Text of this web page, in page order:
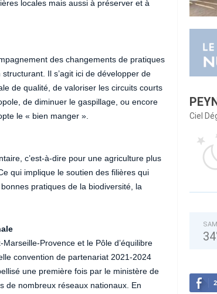
locales mais aussi à préserver et à
des changements de pratiques
Il s’agit ici de développer de
de qualité, de valoriser les circuits courts
de diminuer le gaspillage, ou encore
le « bien manger ».
c’est-à-dire pour une agriculture plus
qui implique le soutien des filières qui
pratiques de la biodiversité, la
Provence et le Pôle d’équilibre
convention de partenariat 2021-2024
une première fois par le ministère de
de nombreux réseaux nationaux. En
Ciel
SAM
34